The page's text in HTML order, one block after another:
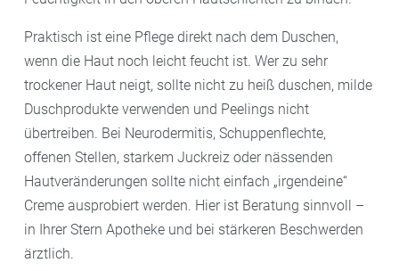
Praktisch ist eine Pflege direkt nach dem Duschen,
wenn die Haut noch leicht feucht ist. Wer zu sehr
trockener Haut neigt, sollte nicht zu heiß duschen, milde
Duschprodukte verwenden und Peelings nicht
übertreiben. Bei Neurodermitis, Schuppenflechte,
offenen Stellen, starkem Juckreiz oder nässenden
Hautveränderungen sollte nicht einfach „irgendeine“
Creme ausprobiert werden. Hier ist Beratung sinnvoll –
in Ihrer Stern Apotheke und bei stärkeren Beschwerden
ärztlich.